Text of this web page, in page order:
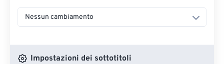
Nessun cambiamento
Impostazioni dei sottotitoli